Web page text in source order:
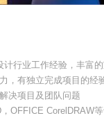
行业工作经验，丰富
，有独立完成项目的经
决项目及团队问题
OFFICE CorelDRAW